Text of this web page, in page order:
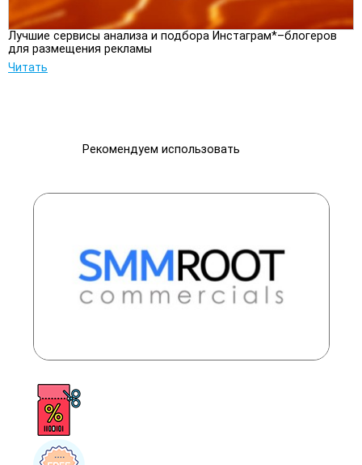
Лучшие сервисы анализа и подбора Инстаграм*–блогеров
для размещения рекламы
Читать
Рекомендуем использовать